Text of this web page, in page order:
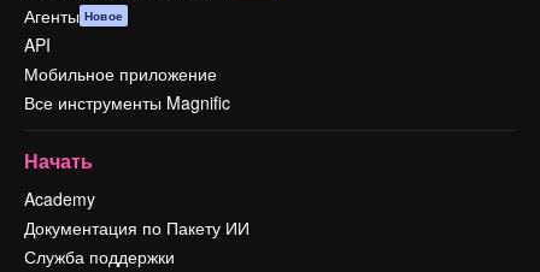
Агенты Новое
API
Мобильное приложение
Все инструменты Magnific
Начать
Academy
Документация по Пакету ИИ
Служба поддержки